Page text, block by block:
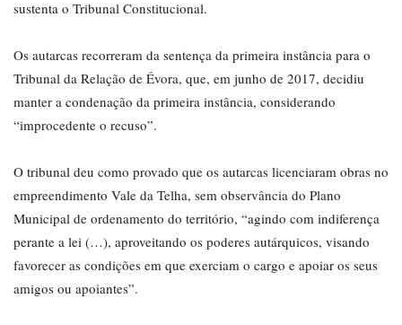
sustenta o Tribunal Constitucional.
Os autarcas recorreram da sentença da primeira instância para o
Tribunal da Relação de Évora, que, em junho de 2017, decidiu
manter a condenação da primeira instância, considerando
“improcedente o recuso”.
O tribunal deu como provado que os autarcas licenciaram obras no
empreendimento Vale da Telha, sem observância do Plano
Municipal de ordenamento do território, “agindo com indiferença
perante a lei (…), aproveitando os poderes autárquicos, visando
favorecer as condições em que exerciam o cargo e apoiar os seus
amigos ou apoiantes”.